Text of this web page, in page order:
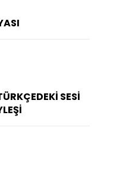
SESİ